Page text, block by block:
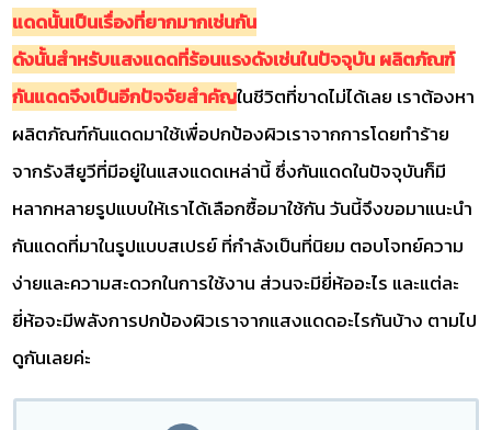
แดดนั้นเป็นเรื่องที่ยากมากเช่นกัน
ดังนั้นสำหรับแสงแดดที่ร้อนแรงดังเช่นในปัจจุบัน ผลิตภัณฑ์
กันแดดจึงเป็นอีกปัจจัยสำคัญในชีวิตที่ขาดไม่ได้เลย เราต้องหา
ผลิตภัณฑ์กันแดดมาใช้เพื่อปกป้องผิวเราจากการโดยทำร้าย
จากรังสียูวีที่มีอยู่ในแสงแดดเหล่านี้ ซึ่งกันแดดในปัจจุบันก็มี
หลากหลายรูปแบบให้เราได้เลือกซื้อมาใช้กัน วันนี้จึงขอมาแนะนำ
กันแดดที่มาในรูปแบบสเปรย์ ที่กำลังเป็นที่นิยม ตอบโจทย์ความ
ง่ายและความสะดวกในการใช้งาน ส่วนจะมียี่ห้ออะไร และแต่ละ
ยี่ห้อจะมีพลังการปกป้องผิวเราจากแสงแดดอะไรกันบ้าง ตามไป
ดูกันเลยค่ะ